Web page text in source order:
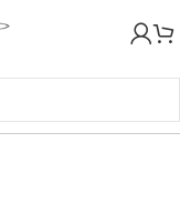
RUB 68 Gummikulor